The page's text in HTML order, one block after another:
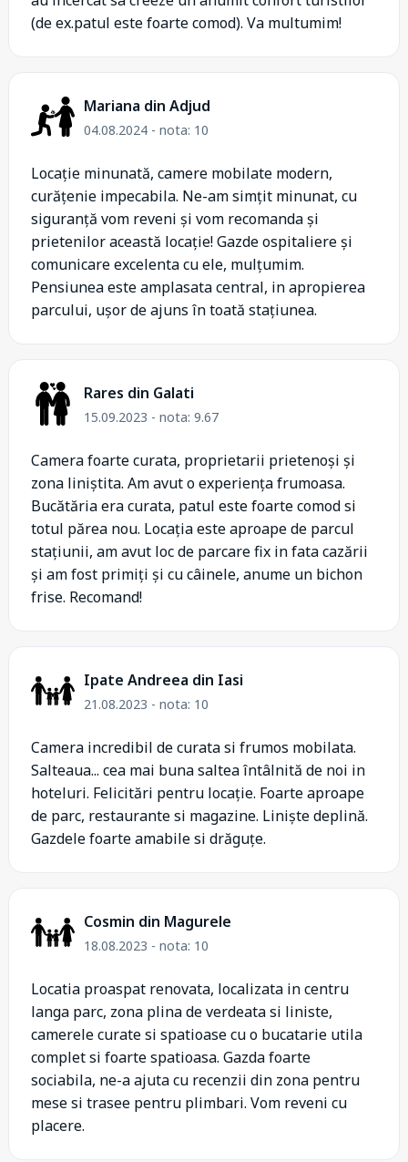
(de ex.patul este foarte comod). Va multumim!
Mariana din Adjud
04.08.2024 - nota: 10
Locație minunată, camere mobilate modern,
curățenie impecabila. Ne-am simțit minunat, cu
siguranță vom reveni și vom recomanda și
prietenilor această locație! Gazde ospitaliere și
comunicare excelenta cu ele, mulțumim.
Pensiunea este amplasata central, in apropierea
parcului, ușor de ajuns în toată stațiunea.
Rares din Galati
15.09.2023 - nota: 9.67
Camera foarte curata, proprietarii prietenoși și
zona liniștita. Am avut o experiența frumoasa.
Bucătăria era curata, patul este foarte comod si
totul părea nou. Locația este aproape de parcul
stațiunii, am avut loc de parcare fix in fata cazării
și am fost primiți și cu câinele, anume un bichon
frise. Recomand!
Ipate Andreea din Iasi
21.08.2023 - nota: 10
Camera incredibil de curata si frumos mobilata.
Salteaua... cea mai buna saltea întâlnită de noi in
hoteluri. Felicitări pentru locație. Foarte aproape
de parc, restaurante si magazine. Liniște deplină.
Gazdele foarte amabile si drăguțe.
Cosmin din Magurele
18.08.2023 - nota: 10
Locatia proaspat renovata, localizata in centru
langa parc, zona plina de verdeata si liniste,
camerele curate si spatioase cu o bucatarie utila
complet si foarte spatioasa. Gazda foarte
sociabila, ne-a ajuta cu recenzii din zona pentru
mese si trasee pentru plimbari. Vom reveni cu
placere.